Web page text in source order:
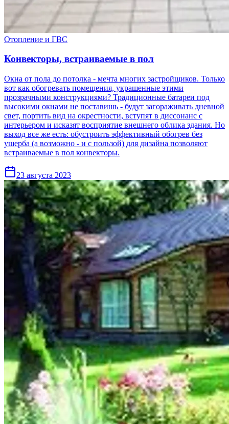
Отопление и ГВС
Конвекторы, встраиваемые в пол
Окна от пола до потолка - мечта многих застройщиков. Только
вот как обогревать помещения, украшенные этими
прозрачными конструкциями? Традиционные батареи под
высокими окнами не поставишь - будут загораживать дневной
свет, портить вид на окрестности, вступят в диссонанс с
интерьером и исказят восприятие внешнего облика здания. Но
выход все же есть: обустроить эффективный обогрев без
ущерба (а возможно - и с пользой) для дизайна позволяют
встраиваемые в пол конвекторы.
23 августа 2023